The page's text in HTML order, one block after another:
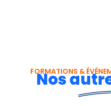
FORMATIONS &
Nos